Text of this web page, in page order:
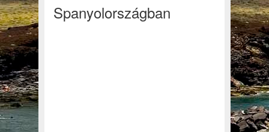
Spanyolországban